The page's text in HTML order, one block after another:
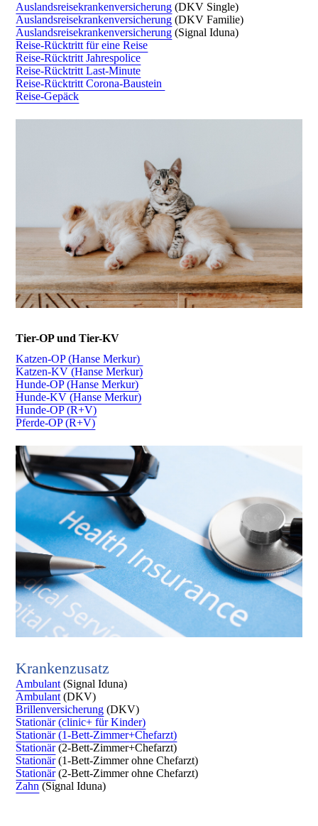
Auslandsreisekrankenversicherung (DKV Single)
Auslandsreisekrankenversicherung (DKV Familie)
Auslandsreisekrankenversicherung (Signal Iduna)
Reise-Rücktritt für eine Reise
Reise-Rücktritt Jahrespolice
Reise-Rücktritt Last-Minute
Reise-Rücktritt Corona-Baustein
Reise-Gepäck
Tier-OP und Tier-KV
Katzen-OP (Hanse Merkur)
Katzen-KV (Hanse Merkur)
Hunde-OP (Hanse Merkur)
Hunde-KV (Hanse Merkur)
Hunde-OP (R+V)
Pferde-OP (R+V)
Krankenzusatz
Ambulant (Signal Iduna)
Ambulant (DKV)
Brillenversicherung (DKV)
Stationär (clinic+ für Kinder)
Stationär (1-Bett-Zimmer+Chefarzt)
Stationär(2-Bett-Zimmer+Chefarzt)
Stationär(1-Bett-Zimmer ohne Chefarzt)
Stationär(2-Bett-Zimmer ohne Chefarzt)
Zahn (Signal Iduna)